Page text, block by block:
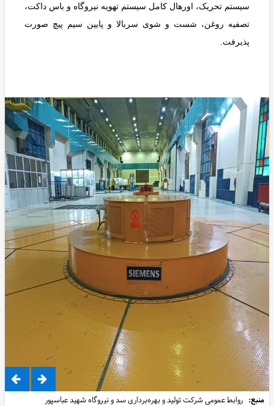
سیستم تحریک، اورهال کامل سیستم تهویه نیروگاه و باس داکت،
تصفیه روغن، شست و شوی سربالا و پایین سیم پیچ صورت
پذیرفت.
منبع: روابط عمومی شرکت تولید و بهره‌برداری سد و نیروگاه شهید عباسپور